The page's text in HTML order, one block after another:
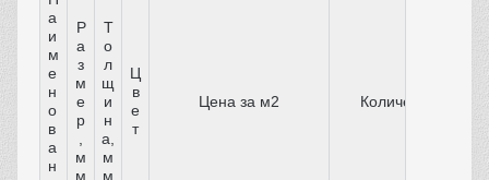
а
и
м
е
н
о
в
а
н
Р
а
з
м
е
р
м
м
Т
о
л
щ
и
н
а,
м
м
Ц
в
е
т
Цена за м2 Количество